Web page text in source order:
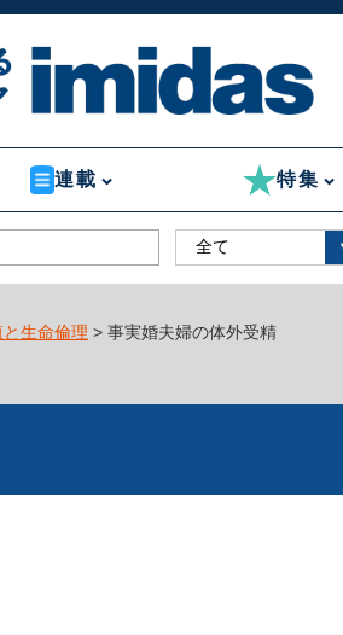
連載 特集
生命倫理 > 事実婚夫婦の体外受精